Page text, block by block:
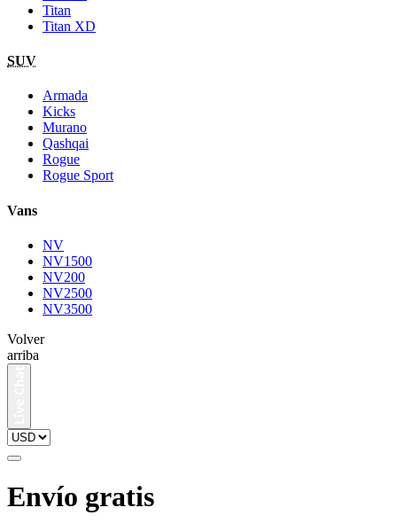
Titan
Titan XD
SUV
Armada
Kicks
Murano
Qashqai
Rogue
Rogue Sport
Vans
NV
NV1500
NV200
NV2500
NV3500
Volver
arriba
Envío gratis